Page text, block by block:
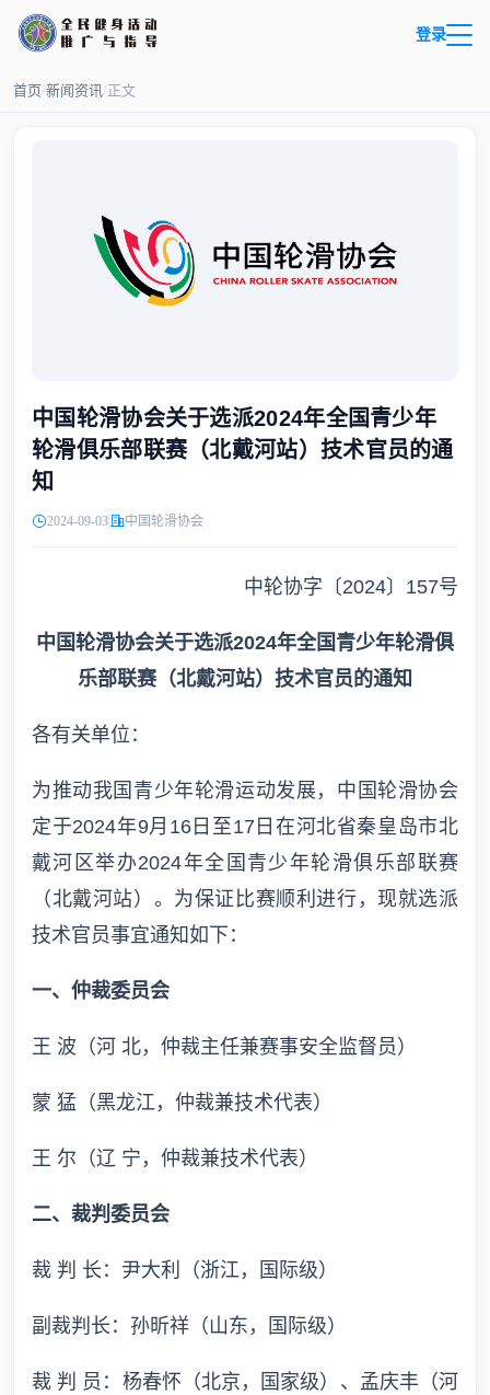
登录
首页/新闻资讯/正文
中国轮滑协会关于选派2024年全国青少年
轮滑俱乐部联赛（北戴河站）技术官员的通
知
2024-09-03 中国轮滑协会
中轮协字〔2024〕157号
中国轮滑协会关于选派2024年全国青少年轮滑俱
乐部联赛（北戴河站）技术官员的通知
各有关单位：
为推动我国青少年轮滑运动发展，中国轮滑协会
定于2024年9月16日至17日在河北省秦皇岛市北
戴河区举办2024年全国青少年轮滑俱乐部联赛
（北戴河站）。为保证比赛顺利进行，现就选派
技术官员事宜通知如下：
一、仲裁委员会
王 波（河 北，仲裁主任兼赛事安全监督员）
蒙 猛（黑龙江，仲裁兼技术代表）
王 尔（辽 宁，仲裁兼技术代表）
二、裁判委员会
裁 判 长：尹大利（浙江，国际级）
副裁判长：孙昕祥（山东，国际级）
裁 判 员：杨春怀（北京，国家级）、孟庆丰（河